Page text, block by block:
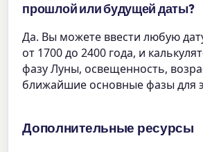
прошлой или будущей даты?
Да. Вы можете ввести любую
от 1700 до 2400 года, и
фазу Луны, освещенность,
ближайшие основные фазы для
Дополнительные ресурсы